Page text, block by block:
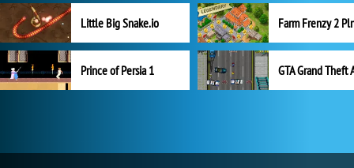
Little Big Snake.io
Prince of Persia 1 GTA Grand Theft